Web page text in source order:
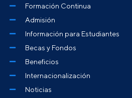
Formación Continua
Admisión
Información para Estudiantes
Becas y Fondos
Beneficios
Internacionalización
Noticias